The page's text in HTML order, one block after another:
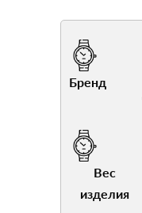
Бренд
Вес
изделия